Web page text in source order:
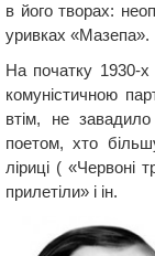
в його творах:
уривках «Мазепа».
На початку 1930-
комуністичною
втім, не
поетом, хто
ліриці ( «Червоні
прилетіли» і ін.